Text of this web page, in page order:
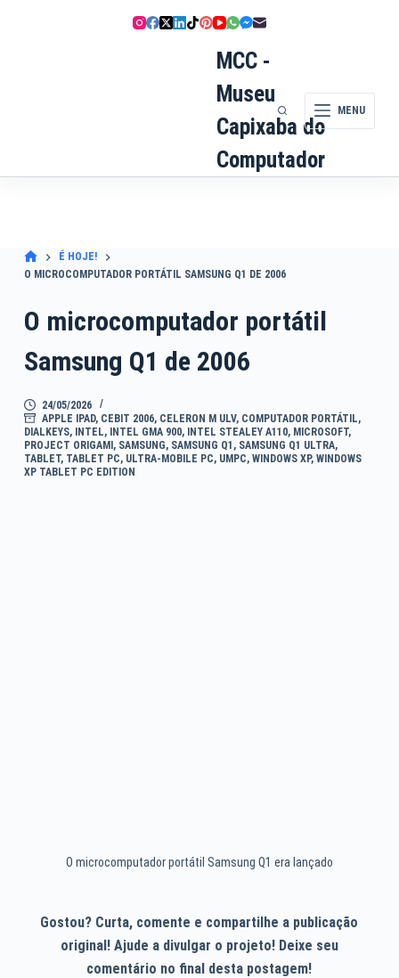
MCC -
Museu
Capixaba do
Computador
MENU
É HOJE!
O MICROCOMPUTADOR PORTÁTIL SAMSUNG Q1 DE 2006
O microcomputador portátil
Samsung Q1 de 2006
24/05/2026
APPLE IPAD, CEBIT 2006, CELERON M ULV, COMPUTADOR PORTÁTIL,
DIALKEYS, INTEL, INTEL GMA 900, INTEL STEALEY A110, MICROSOFT,
PROJECT ORIGAMI, SAMSUNG, SAMSUNG Q1 , SAMSUNG Q1 ULTRA,
TABLET, TABLET PC, ULTRA-MOBILE PC, UMPC, WINDOWS XP, WINDOWS
XP TABLET PC EDITION
O microcomputador portátil Samsung Q1 era lançado
Gostou? Curta, comente e compartilhe a publicação
original! Ajude a divulgar o projeto! Deixe seu
comentário no final desta postagem!